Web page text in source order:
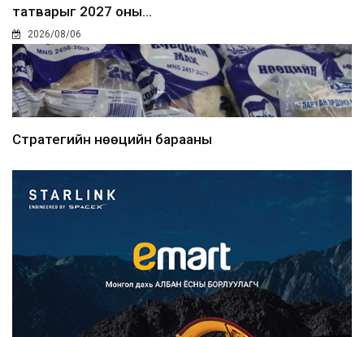
татварыг 2027 оны...
2026/08/06
Стратегийн нөөцийн барааны
Монгол Улс COP17 бага хуралд 6.5
тэрбум ам.доллары...
2026/08/06